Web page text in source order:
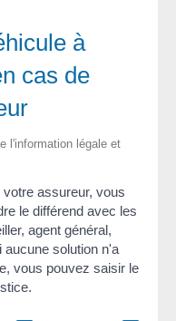
à
cas de
l'information légale et
assureur, vous
le différend avec les
agent général,
solution n'a
vous pouvez saisir le